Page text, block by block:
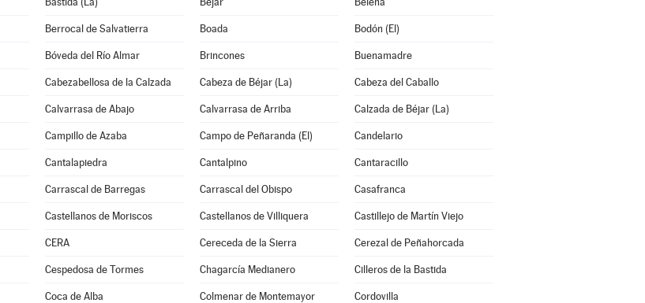
Berrocal de Salvatierra Boada Bodón (El)
Bóveda del Río Almar Brincones Buenamadre
Cabezabellosa de la Calzada Cabeza de Béjar (La) Cabeza del Caballo
Calvarrasa de Abajo Calvarrasa de Arriba Calzada de Béjar (La)
Campillo de Azaba Campo de Peñaranda (El) Candelario
Cantalapiedra Cantalpino Cantaracillo
Carrascal de Barregas Carrascal del Obispo Casafranca
Castellanos de Moriscos Castellanos de Villiquera Castillejo de Martín Viejo
CERA Cereceda de la Sierra Cerezal de Peñahorcada
Cespedosa de Tormes Chagarcía Medianero Cilleros de la Bastida
Coca de Alba Colmenar de Montemayor Cordovilla